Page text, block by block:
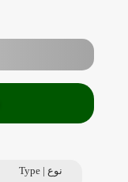
نوع | Type